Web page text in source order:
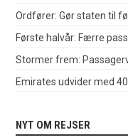
Ordfører: Gør staten til
Første halvår: Færre
Stormer frem:
Emirates udvider med
NYT OM REJSER